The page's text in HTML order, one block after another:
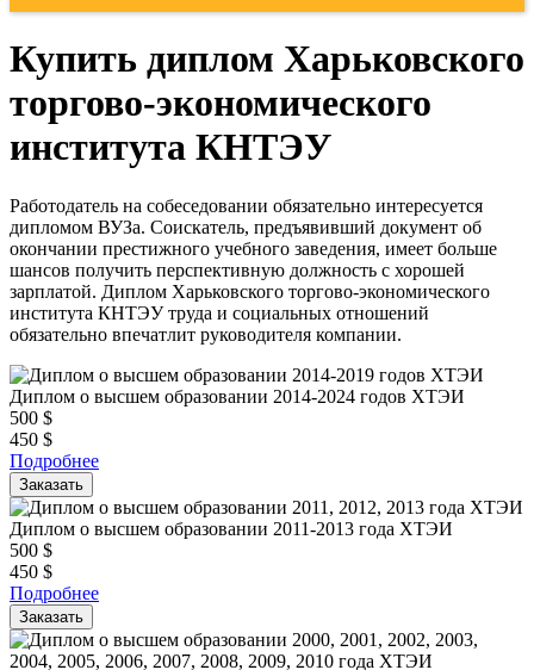
Купить диплом Харьковского
торгово-экономического
института КНТЭУ
Работодатель на собеседовании обязательно интересуется
дипломом ВУЗа. Соискатель, предъявивший документ об
окончании престижного учебного заведения, имеет больше
шансов получить перспективную должность с хорошей
зарплатой. Диплом Харьковского торгово-экономического
института КНТЭУ труда и социальных отношений
обязательно впечатлит руководителя компании.
Диплом о высшем образовании 2014-2024 годов ХТЭИ
500 $
450 $
Подробнее
Заказать
Диплом о высшем образовании 2011-2013 года ХТЭИ
500 $
450 $
Подробнее
Заказать